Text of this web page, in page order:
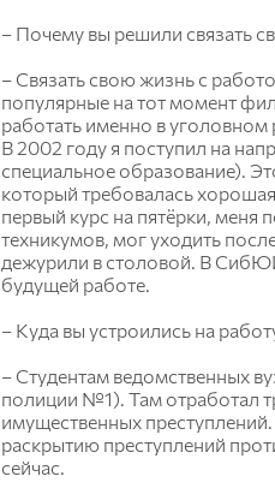
– Почему вы решили связать
– Связать свою жизнь с
популярные на тот момент
работать именно в уголовном
В 2002 году я поступил на
специальное образование).
который требовалась
первый курс на пятёрки, меня
техникумов, мог уходить
дежурили в столовой. В
будущей работе.
– Куда вы устроились на
– Студентам ведомственных
полиции №1). Там отработал
имущественных
раскрытию преступлений
сейчас.